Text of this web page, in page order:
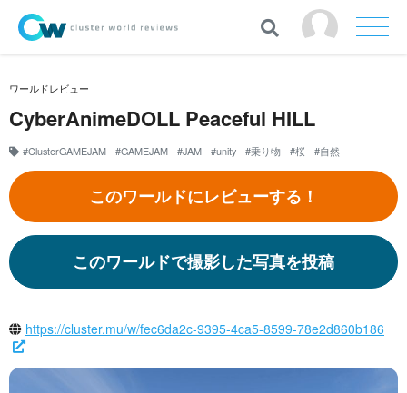
ワールドレビュー
CyberAnimeDOLL Peaceful HILL
#ClusterGAMEJAM #GAMEJAM #JAM #unity #乗り物 #桜 #自然
このワールドにレビューする！
このワールドで撮影した写真を投稿
https://cluster.mu/w/fec6da2c-9395-4ca5-8599-78e2d860b186